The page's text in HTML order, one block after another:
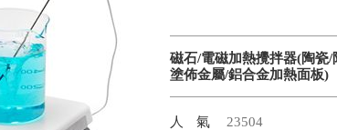
磁石/電磁加熱攪拌器(陶瓷/
塗佈金屬/鋁合金加熱面板)
人氣 23504